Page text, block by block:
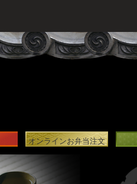
オンラインお弁当注文